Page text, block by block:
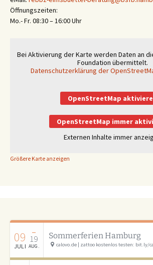
Öffnungszeiten:
Mo.- Fr. 08:30 – 16:00 Uhr
Bei Aktivierung der Karte werden Daten an
Foundation übermittelt.
Datenschutzerklärung der
OpenStreetMap
OpenStreetMap immer
Externen Inhalte immer
Größere Karte anzeigen
09
JULI
–
19
AUG.
Sommerferien Hamburg
calovo.de | zattoo kostenlos testen: bit.ly/